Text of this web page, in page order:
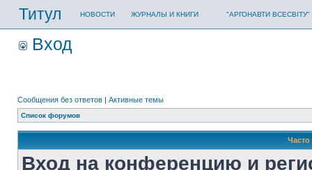
Титул НОВОСТИ ЖУРНАЛЫ И КНИГИ "АРГОНАВТИ ВСЕСВІТУ"
Вход
Сообщения без ответов | Активные темы
Список форумов
Вход на конференцию и